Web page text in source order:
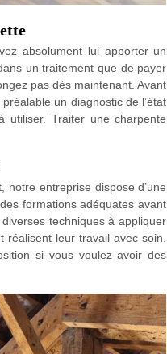
absolument lui apporter un
un traitement que de payer
pas dès maintenant. Avant
un diagnostic de l’état
Traiter une charpente
entreprise dispose d’une
formations adéquates avant
techniques à appliquer
leur travail avec soin.
si vous voulez avoir des